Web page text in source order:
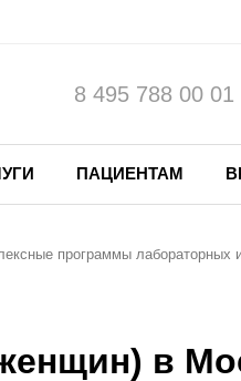
8 495 788 00 01
ПАЦИЕНТАМ
программы лабораторных
в